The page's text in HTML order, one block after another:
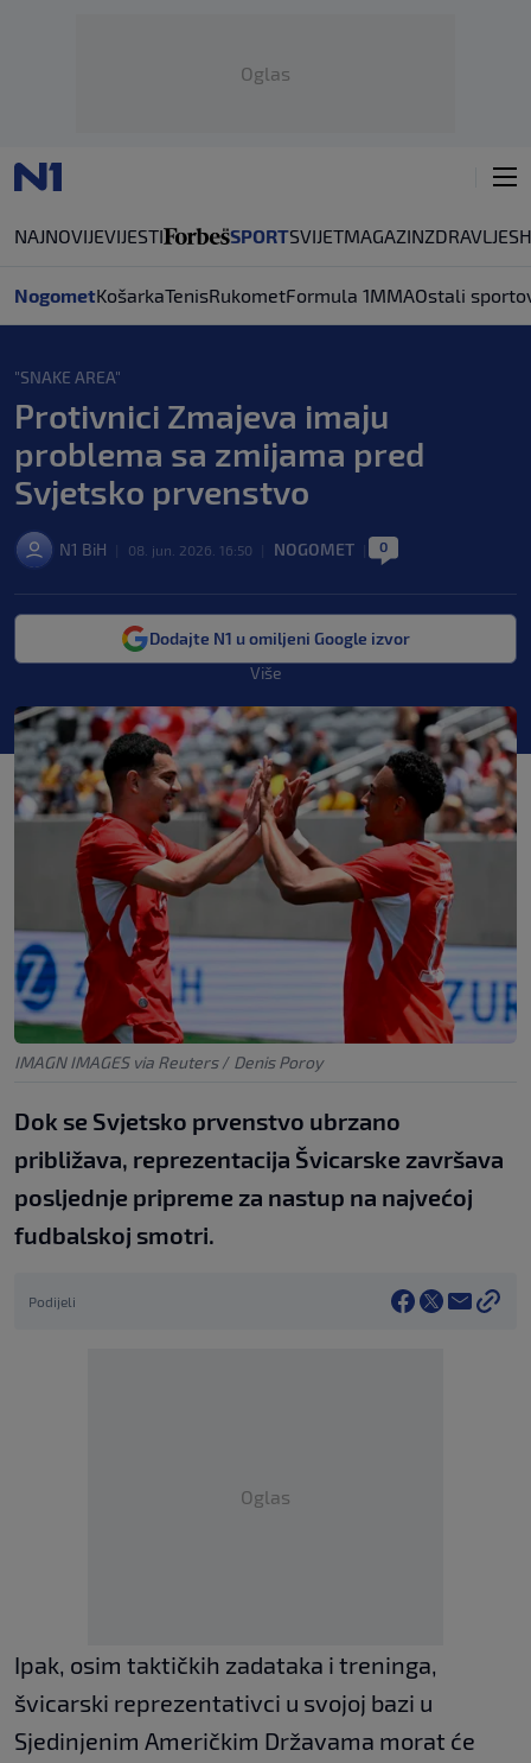
Oglas
NAJNOVIJEVIJESTI SPORTSVIJETMAGAZINZDRAVLJE
NogometKošarkaTenisRukometFormula 1MMAOstali
"SNAKE AREA"
Protivnici Zmajeva imaju
problema sa zmijama pred
Svjetsko prvenstvo
N1 BiH 08. jun. 2026. 16:50 NOGOMET 0
Dodajte N1 u omiljeni Google izvor
Više
IMAGN IMAGES via Reuters / Denis Poroy
Dok se Svjetsko prvenstvo ubrzano
približava, reprezentacija Švicarske završava
posljednje pripreme za nastup na najvećoj
fudbalskoj smotri.
Podijeli
Oglas
Ipak, osim taktičkih zadataka i treninga,
švicarski reprezentativci u svojoj bazi u
Sjedinjenim Američkim Državama morat će